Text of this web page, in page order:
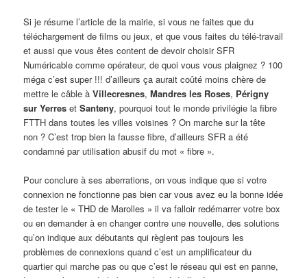
Si je résume l’article de la mairie, si vous ne faites que du
téléchargement de films ou jeux, et que vous faites du télé-travail
et aussi que vous êtes content de devoir choisir SFR
Numéricable comme opérateur, de quoi vous vous plaignez ? 100
méga c’est super !!! d’ailleurs ça aurait coûté moins chère de
mettre le câble àVillecresnes,Mandres les Roses, Périgny
sur Yerres etSanteny, pourquoi tout le monde privilégie la fibre
FTTH dans toutes les villes voisines ? On marche sur la tête
non ? C’est trop bien la fausse fibre, d’ailleurs SFR a été
condamné par utilisation abusif du mot « fibre ».
Pour conclure à ses aberrations, on vous indique que si votre
connexion ne fonctionne pas bien car vous avez eu la bonne idée
de tester le « THD de Marolles » il va falloir redémarrer votre box
ou en demander à en changer contre une nouvelle, des solutions
qu’on indique aux débutants qui règlent pas toujours les
problèmes de connexions quand c’est un amplificateur du
quartier qui marche pas ou que c’est le réseau qui est en panne,